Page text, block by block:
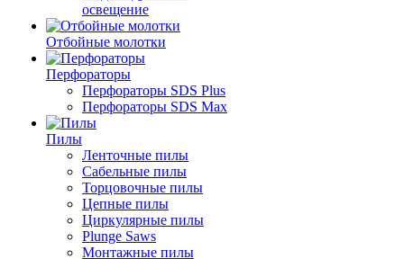
освещение
Отбойные молотки
Перфораторы
Перфораторы SDS Plus
Перфораторы SDS Max
Пилы
Ленточные пилы
Сабельные пилы
Торцовочные пилы
Цепные пилы
Циркулярные пилы
Plunge Saws
Монтажные пилы